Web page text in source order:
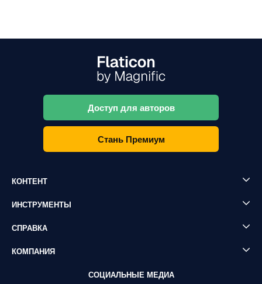
Доступ для авторов
Стань Премиум
КОНТЕНТ
ИНСТРУМЕНТЫ
СПРАВКА
КОМПАНИЯ
СОЦИАЛЬНЫЕ МЕДИА